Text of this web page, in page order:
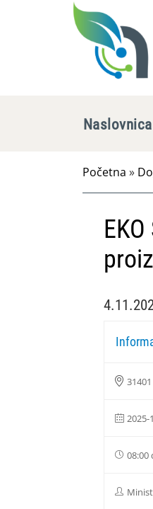
Naslovnica
Početna »
2025-
08:00